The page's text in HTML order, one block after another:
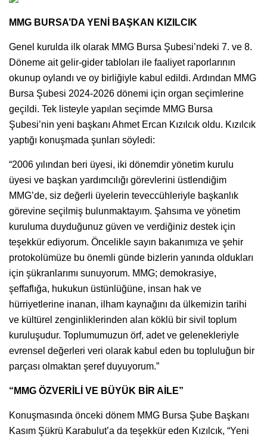
MMG BURSA’DA YENİ BAŞKAN KIZILCIK
Genel kurulda ilk olarak MMG Bursa Şubesi’ndeki 7. ve 8.
Döneme ait gelir-gider tabloları ile faaliyet raporlarının
okunup oylandı ve oy birliğiyle kabul edildi. Ardından MMG
Bursa Şubesi 2024-2026 dönemi için organ seçimlerine
geçildi. Tek listeyle yapılan seçimde MMG Bursa
Şubesi’nin yeni başkanı Ahmet Ercan Kızılcık oldu. Kızılcık
yaptığı konuşmada şunları söyledi:
“2006 yılından beri üyesi, iki dönemdir yönetim kurulu
üyesi ve başkan yardımcılığı görevlerini üstlendiğim
MMG’de, siz değerli üyelerin teveccühleriyle başkanlık
görevine seçilmiş bulunmaktayım. Şahsıma ve yönetim
kuruluma duyduğunuz güven ve verdiğiniz destek için
teşekkür ediyorum. Öncelikle sayın bakanımıza ve şehir
protokolümüze bu önemli günde bizlerin yanında oldukları
için şükranlarımı sunuyorum. MMG; demokrasiye,
şeffaflığa, hukukun üstünlüğüne, insan hak ve
hürriyetlerine inanan, ilham kaynağını da ülkemizin tarihi
ve kültürel zenginliklerinden alan köklü bir sivil toplum
kuruluşudur. Toplumumuzun örf, adet ve gelenekleriyle
evrensel değerleri veri olarak kabul eden bu topluluğun bir
parçası olmaktan şeref duyuyorum.”
“MMG ÖZVERİLİ VE BÜYÜK BİR AİLE”
Konuşmasında önceki dönem MMG Bursa Şube Başkanı
Kasım Şükrü Karabulut’a da teşekkür eden Kızılcık, “Yeni